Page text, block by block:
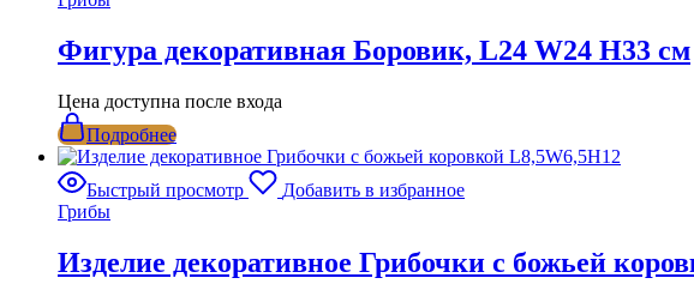
Фигура декоративная Боровик, L24 W24 H33 см
Цена доступна после входа
Подробнее
Быстрый просмотр
Добавить в избранное
Грибы
Изделие декоративное Грибочки с божьей